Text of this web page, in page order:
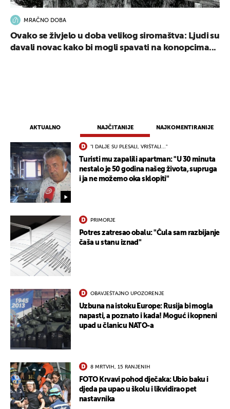
AKTUALNO NAJČITANIJE NAJKOMENTIRANIJE
"I DALJE SU PLESALI, VRIŠTALI..."
Turisti mu zapalili apartman: "U 30 minuta
nestalo je 50 godina našeg života, supruga
i ja ne možemo oka sklopiti"
PRIMORJE
Potres zatresao obalu: "Čula sam razbijanje
čaša u stanu iznad"
OBAVJEŠTAJNO UPOZORENJE
Uzbuna na istoku Europe: Rusija bi mogla
napasti, a poznato i kada! Moguć i kopneni
upad u članicu NATO-a
8 MRTVIH, 15 RANJENIH
FOTO Krvavi pohod dječaka: Ubio baku i
djeda pa upao u školu i likvidirao pet
nastavnika
MRAČNO DOBA
Ovako se živjelo u doba velikog siromaštva: Ljudi su
davali novac kako bi mogli spavati na konopcima...